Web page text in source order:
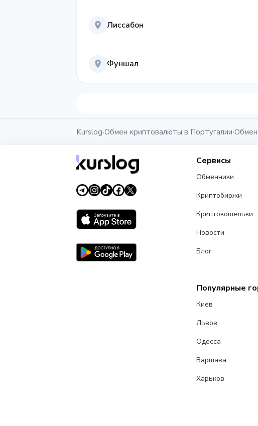
Лиссабон
Фуншал
Kurslog›Обмен криптовалюты в Португалии›
Сервисы
Обменники
Криптобиржи
Криптокошельки
Новости
Блог
Популярные
Киев
Львов
Одесса
Варшава
Харьков